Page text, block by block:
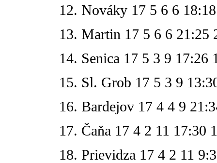
12. Nováky 17 5 6 6
13. Martin 17 5 6 6 21:25
14. Senica 17 5 3 9 17:26
15. Sl. Grob 17 5 3 9
16. Bardejov 17 4 4 9
17. Čaňa 17 4 2 11 17:30
18. Prievidza 17 4 2 11